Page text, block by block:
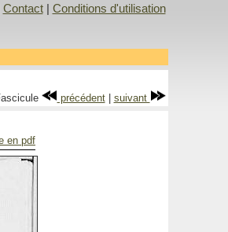
Contact| Conditions d'utilisation
précédent| suivant
en pdf